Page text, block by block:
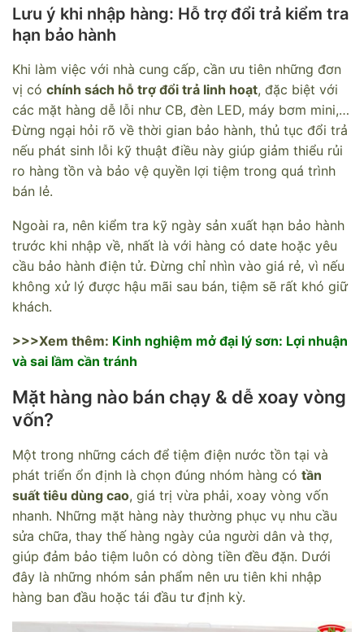
Lưu ý khi nhập hàng: Hỗ trợ đổi trả kiểm tra
hạn bảo hành
Khi làm việc với nhà cung cấp, cần ưu tiên những đơn
vị có chính sách hỗ trợ đổi trả linh hoạt, đặc biệt với
các mặt hàng dễ lỗi như CB, đèn LED, máy bơm mini,…
Đừng ngại hỏi rõ về thời gian bảo hành, thủ tục đổi trả
nếu phát sinh lỗi kỹ thuật điều này giúp giảm thiểu rủi
ro hàng tồn và bảo vệ quyền lợi tiệm trong quá trình
bán lẻ.
Ngoài ra, nên kiểm tra kỹ ngày sản xuất hạn bảo hành
trước khi nhập về, nhất là với hàng có date hoặc yêu
cầu bảo hành điện tử. Đừng chỉ nhìn vào giá rẻ, vì nếu
không xử lý được hậu mãi sau bán, tiệm sẽ rất khó giữ
khách.
>>>Xem thêm: Kinh nghiệm mở đại lý sơn: Lợi nhuận
và sai lầm cần tránh
Mặt hàng nào bán chạy & dễ xoay vòng
vốn?
Một trong những cách để tiệm điện nước tồn tại và
phát triển ổn định là chọn đúng nhóm hàng có tần
suất tiêu dùng cao, giá trị vừa phải, xoay vòng vốn
nhanh. Những mặt hàng này thường phục vụ nhu cầu
sửa chữa, thay thế hàng ngày của người dân và thợ,
giúp đảm bảo tiệm luôn có dòng tiền đều đặn. Dưới
đây là những nhóm sản phẩm nên ưu tiên khi nhập
hàng ban đầu hoặc tái đầu tư định kỳ.